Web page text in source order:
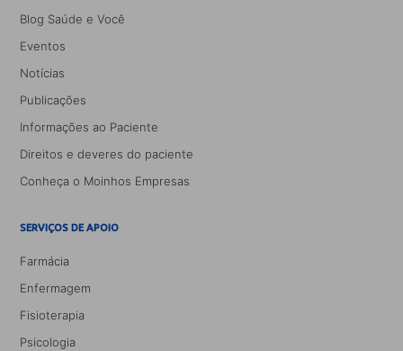
Blog Saúde e Você
Eventos
Notícias
Publicações
Informações ao Paciente
Direitos e deveres do paciente
Conheça o Moinhos Empresas
SERVIÇOS DE APOIO
Farmácia
Enfermagem
Fisioterapia
Psicologia